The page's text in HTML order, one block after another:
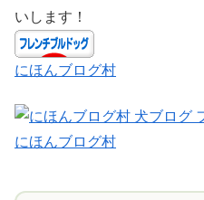
いします！
にほんブログ村
にほんブログ村